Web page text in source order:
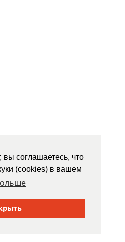
вы соглашаетесь, что
(cookies) в вашем